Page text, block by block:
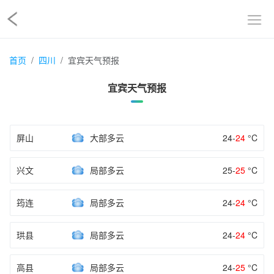
首页 四川 宜宾天气预报
宜宾天气预报
屏山 大部多云 24-24 °C
兴文 局部多云 25-25 °C
筠连 局部多云 24-24 °C
珙县 局部多云 24-24 °C
高县 局部多云 24-25 °C